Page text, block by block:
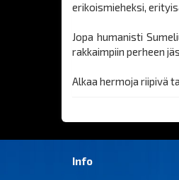
erikoismieheksi,
Jopa humanisti
rakkaimpiin perheen
Alkaa hermoja riipivä
Info